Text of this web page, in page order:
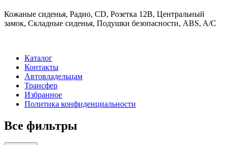
Кожаные сиденья, Радио, CD, Розетка 12В, Центральный
замок, Складные сиденья, Подушки безопасности, ABS, A/C
Каталог
Контакты
Автовладельцам
Трансфер
Избранное
Политика конфиденциальности
Все фильтры